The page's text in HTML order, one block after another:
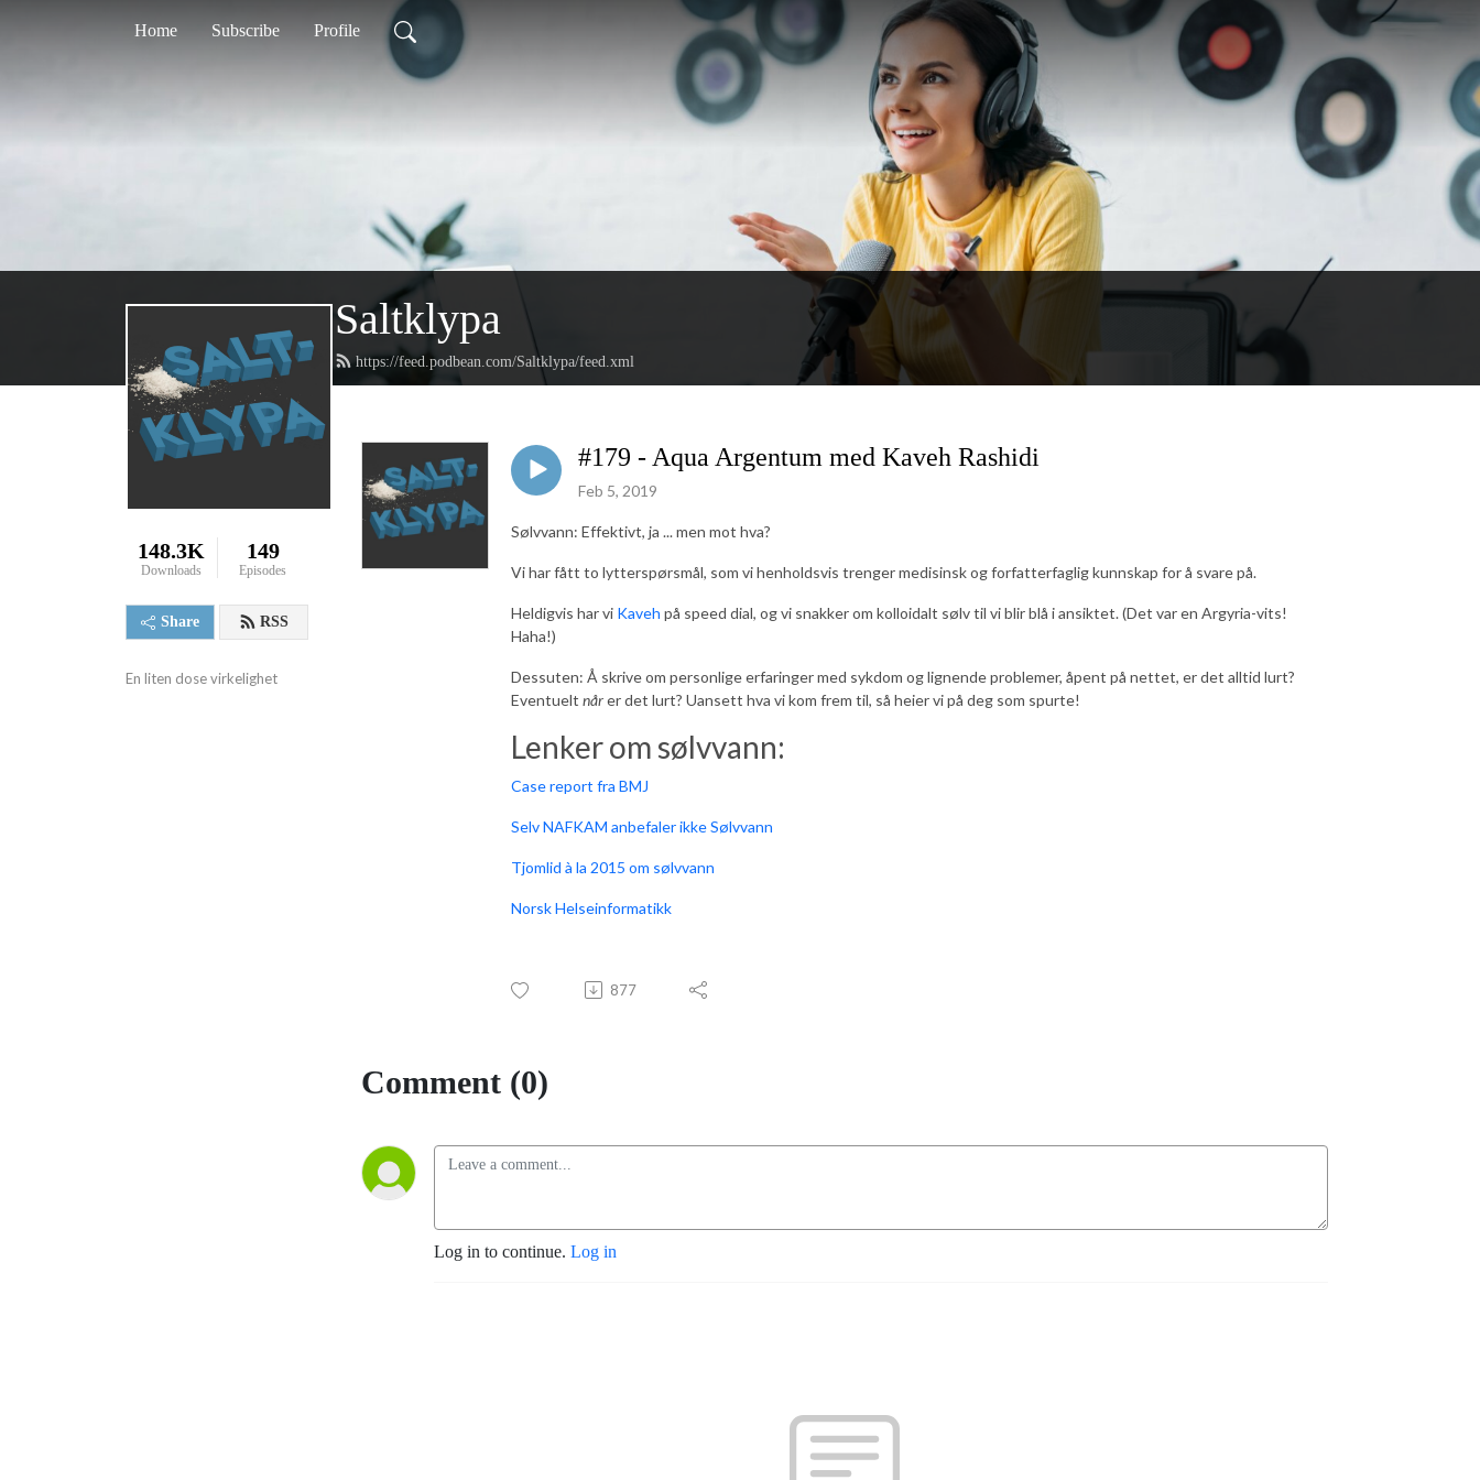
Home Subscribe Profile
Saltklypa
https://feed.podbean.com/Saltklypa/feed.xml
148.3K
Downloads
149
Episodes
Share RSS
En liten dose virkelighet
#179 - Aqua Argentum med Kaveh Rashidi
Feb 5, 2019
Sølvvann: Effektivt, ja ... men mot hva?
Vi har fått to lytterspørsmål, som vi henholdsvis trenger medisinsk og forfatterfaglig kunnskap for å svare på.
Heldigvis har vi Kaveh på speed dial, og vi snakker om kolloidalt sølv til vi blir blå i ansiktet. (Det var en Argyria-vits!
Haha!)
Dessuten: Å skrive om personlige erfaringer med sykdom og lignende problemer, åpent på nettet, er det alltid lurt?
Eventuelt nårer det lurt? Uansett hva vi kom frem til, så heier vi på deg som spurte!
Lenker om sølvvann:
Case report fra BMJ
Selv NAFKAM anbefaler ikke Sølvvann
Tjomlid à la 2015 om sølvvann
Norsk Helseinformatikk
877
Comment (0)
Log in to continue. Log in